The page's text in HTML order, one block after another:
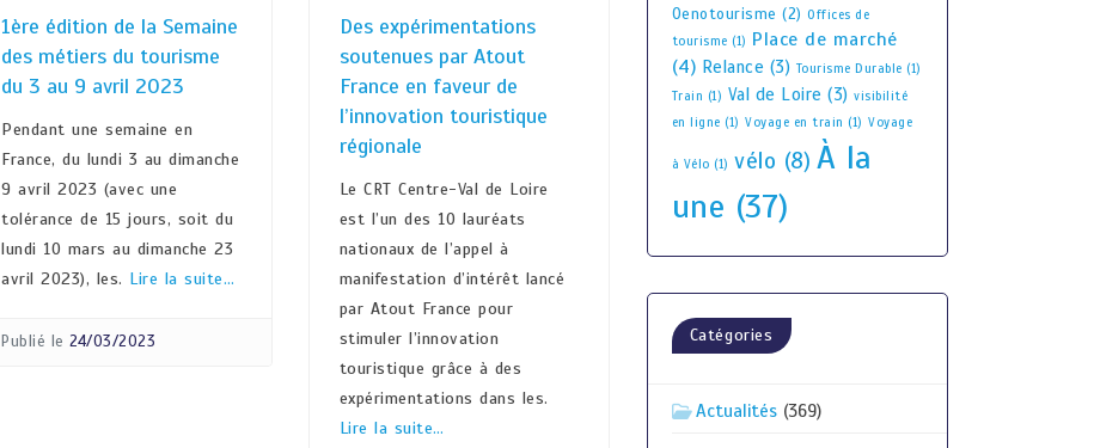
1ère édition de la Semaine
des métiers du tourisme
du 3 au 9 avril 2023
Pendant une semaine en
France, du lundi 3 au dimanche
9 avril 2023 (avec une
tolérance de 15 jours, soit du
lundi 10 mars au dimanche 23
avril 2023), les. Lire la suite…
Publié le 24/03/2023
Des expérimentations
soutenues par Atout
France en faveur de
l’innovation touristique
régionale
Le CRT Centre-Val de Loire
est l’un des 10 lauréats
nationaux de l’appel à
manifestation d’intérêt lancé
par Atout France pour
stimuler l’innovation
touristique grâce à des
expérimentations dans les.
Lire la suite…
Oenotourisme (2) Offices de
tourisme (1) Place de marché
(4) Relance (3) Tourisme Durable (1)
Train (1) Val de Loire (3) visibilité
en ligne (1) Voyage en train (1) Voyage
à Vélo (1) vélo (8) À la
une (37)
Catégories
Actualités(369)